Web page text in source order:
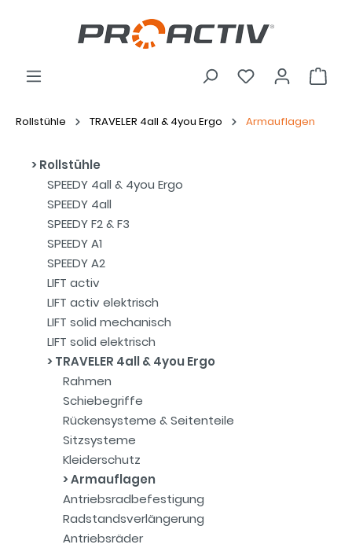
Rollstühle TRAVELER 4all & 4you Ergo Armauflagen
Rollstühle
SPEEDY 4all & 4you Ergo
SPEEDY 4all
SPEEDY F2 & F3
SPEEDY A1
SPEEDY A2
LIFT activ
LIFT activ elektrisch
LIFT solid mechanisch
LIFT solid elektrisch
TRAVELER 4all & 4you Ergo
Rahmen
Schiebegriffe
Rückensysteme & Seitenteile
Sitzsysteme
Kleiderschutz
Armauflagen
Antriebsradbefestigung
Radstandsverlängerung
Antriebsräder